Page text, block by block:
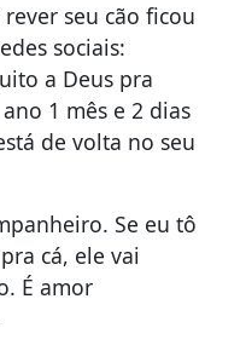
seu cão ficou
sociais:
a Deus pra
1 mês e 2 dias
de volta no seu
Se eu tô
cá, ele vai
É amor